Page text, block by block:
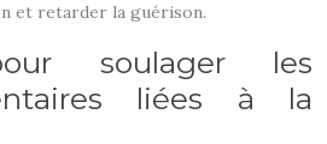
et retarder la guérison.
soulager les
liées à la